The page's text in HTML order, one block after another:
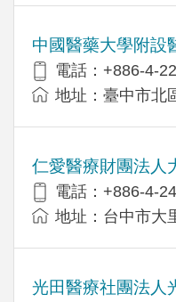
中國醫藥大學附設
電話：+886-4-
地址：臺中市北
仁愛醫療財團法人
電話：+886-4-
地址：台中市大
光田醫療社團法人